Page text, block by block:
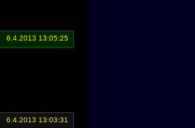
6.4.2013 13:05:25
6.4.2013 13:03:31